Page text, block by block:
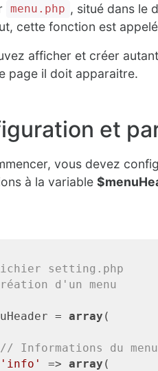
menu.php , situé dans le
cette fonction est
afficher et créer
page il doit apparaitre.
et
vous devez
à la variable
setting.php
d'un menu
= array (
// Informations du
'info'
=> array (